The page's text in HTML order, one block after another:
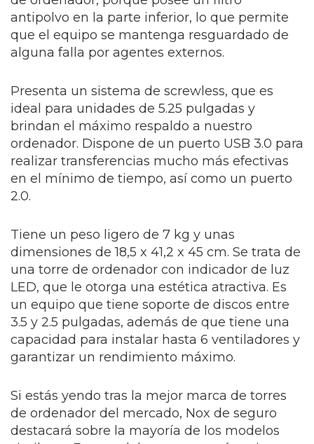
antipolvo en la parte inferior, lo que permite
que el equipo se mantenga resguardado de
alguna falla por agentes externos.
Presenta un sistema de screwless, que es
ideal para unidades de 5.25 pulgadas y
brindan el máximo respaldo a nuestro
ordenador. Dispone de un puerto USB 3.0 para
realizar transferencias mucho más efectivas
en el mínimo de tiempo, así como un puerto
2.0.
Tiene un peso ligero de 7 kg y unas
dimensiones de 18,5 x 41,2 x 45 cm. Se trata de
una torre de ordenador con indicador de luz
LED, que le otorga una estética atractiva. Es
un equipo que tiene soporte de discos entre
3.5 y 2.5 pulgadas, además de que tiene una
capacidad para instalar hasta 6 ventiladores y
garantizar un rendimiento máximo.
Si estás yendo tras la mejor marca de torres
de ordenador del mercado, Nox de seguro
destacará sobre la mayoría de los modelos